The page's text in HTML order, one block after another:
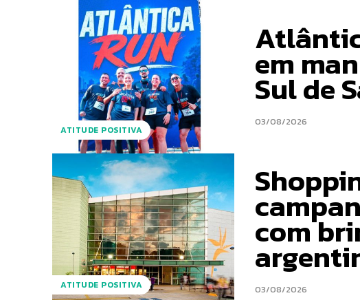
ATITUDE POSITIVA
em
Sul de
03/08/2026
ATITUDE POSITIVA
com
03/08/2026